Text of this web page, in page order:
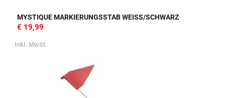
MYSTIQUE MARKIERUNGSSTAB WEISS/SCHWARZ
€ 19,99
Inkl. MwSt.